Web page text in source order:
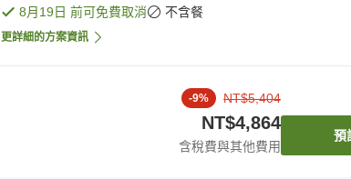
8月19日 前可免費取消 不含餐
更詳細的方案資訊
-9% NT$5,404
NT$4,864
含稅費與其他費用
預